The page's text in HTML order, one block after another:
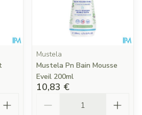
Mustela
Mustela Pn Bain Mousse
Eveil 200ml
10,83 €